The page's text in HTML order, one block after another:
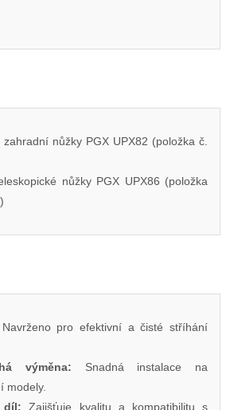
zahradní nůžky PGX UPX82 (položka č.
nůžky PGX UPX86 (položka
Navrženo pro efektivní a čisté stříhání
výměna: Snadná instalace na
modely.
díl: Zajišťuje kvalitu a kompatibilitu s